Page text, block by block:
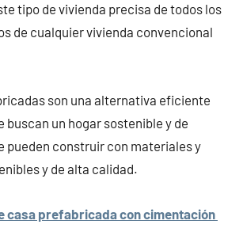
tipo de vivienda precisa de todos los
de cualquier vivienda convencional
son una alternativa eficiente
buscan un hogar sostenible y de
pueden construir con materiales y
y de alta calidad.
casa prefabricada con cimentación